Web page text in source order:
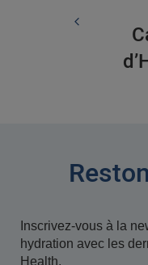
Inscrivez-vous à la
hydration avec les
Health.